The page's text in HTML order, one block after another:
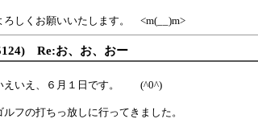
ろしくお願いいたします。 <m(__)m>
Re:お、お、おー
えいえ、６月１日です。 (^0^)
ルフの打ちっ放しに行ってきました。